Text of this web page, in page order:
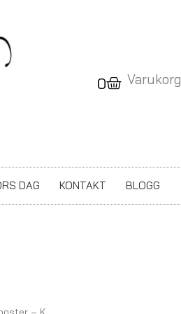
0
Varukorg
Varukorg
DAG KONTAKT BLOGG